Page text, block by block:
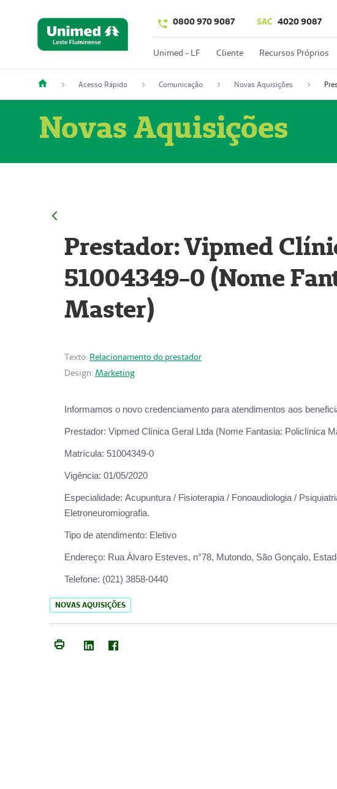
0800 970 9087 SAC 4020 9087
Unimed - LF Cliente Recursos Próprios
Acesso Rápido Comunicação Novas Aquisições
Novas Aquisições
Prestador: Vipmed
51004349-0 (Nome
Master)
Texto: Relacionamento do prestador
Design: Marketing
Informamos o novo credenciamento para atendimentos aos
Prestador: Vipmed Clínica Geral Ltda (Nome Fantasia: Policlínica
Matrícula: 51004349-0
Vigência: 01/05/2020
Especialidade: Acupuntura / Fisioterapia / Fonoaudiologia /
Eletroneuromiografia.
Tipo de atendimento: Eletivo
Endereço: Rua Àlvaro Esteves, n°78, Mutondo, São Gonçalo,
Telefone: (021) 3858-0440
NOVAS AQUISIÇÕES